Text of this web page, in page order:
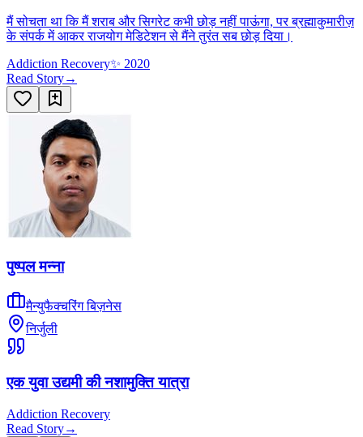
मैं सोचता था कि मैं शराब और सिगरेट कभी छोड़ नहीं पाऊंगा, पर ब्रह्माकुमारीज़
के संपर्क में आकर राजयोग मेडिटेशन से मैंने तुरंत सब छोड़ दिया।
Addiction Recovery✨ 2020
Read Story→
पुष्पल मन्ना
मैन्युफैक्चरिंग बिज़नेस
निर्जुली
एक युवा उद्यमी की नशामुक्ति यात्रा
Addiction Recovery
Read Story→